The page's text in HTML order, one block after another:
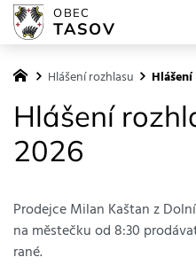
Hlášení rozhlasu
Hlášení
2026
Prodejce Milan Kaštan z
na městečku od 8:30
rané.
OBEC
TASOV